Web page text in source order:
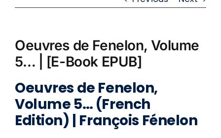
Oeuvres de Fenelon, Volume
5… | [E-Book EPUB]
Oeuvres de Fenelon,
Volume 5… (French
Edition) | François Fénelon